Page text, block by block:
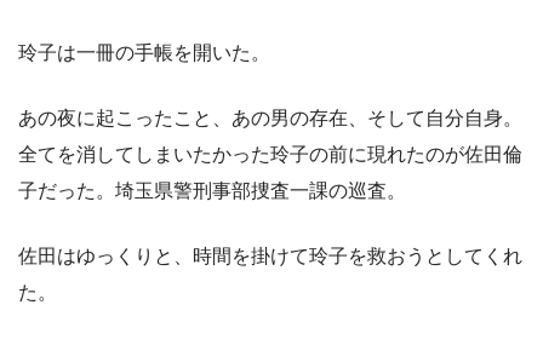
玲子は一冊の手帳を開いた。
あの夜に起こったこと、あの男の存在、そして自分自身。
全てを消してしまいたかった玲子の前に現れたのが佐田倫
子だった。埼玉県警刑事部捜査一課の巡査。
佐田はゆっくりと、時間を掛けて玲子を救おうとしてくれ
た。